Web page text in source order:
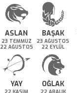
ASLAN
23 TEMMUZ
22 AĞUSTOS
BAŞAK
23 AĞUSTOS
22 EYLÜL
YAY OĞLAK